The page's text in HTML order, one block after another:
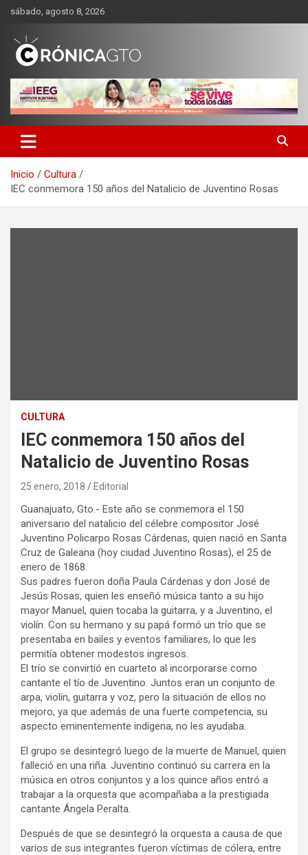
Saltar
contenido
sábado, agosto 8, 2026
CRONICA GUANAJUATO
Inicio
Cultura
IEC conmemora 150 años del Natalicio de Juventino Rosas
CULTURA
IEC conmemora 150 años del
Natalicio de Juventino Rosas
25 enero, 2018 Editorial
Guanajuato, Gto.- Este año se conmemora el 150
aniversario del natalicio del célebre compositor José
Juventino Policarpo Rosas Cárdenas, quien nació en Santa
Cruz de Galeana (hoy ciudad Juventino Rosas), el 25 de
enero de 1868.
Sus padres fueron doña Paula Cárdenas y don José de
Jesús Rosas, quien les enseñó música tanto a su hijo
mayor Manuel, quien tocaba la guitarra, y a Juventino, el
violín. Con su hermano y su papá formó un trío que se
presentaba en bailes y eventos familiares, lo que les
permitía obtener modestos ingresos.
El trío se convirtió en cuarteto al incorporarse como
cantante el tío de Juventino. Juntos eran un conjunto de
arpa, violín, guitarra y voz, pero la situación de ellos no
mejoro, ya que además de una fuerte competencia, su
aspecto eminentemente indígena, no les ayudaba.
El grupo se desintegró luego de la muerte de Manuel, quien
falleció en una riña. Juventino continuó su carrera en la
música en otros conjuntos y a los quince años entró a
trabajar a la orquesta que acompañaba a la prestigiada
cantante Ángela Peralta.
Después de que se desintegró la orquesta a causa de que
varios de sus integrantes fueron víctimas de cólera, entre